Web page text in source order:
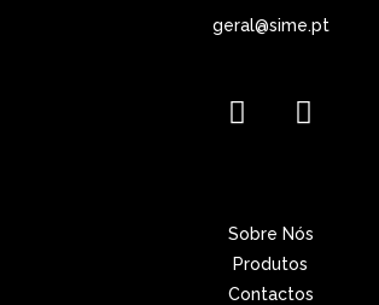
geral@sime.pt
Sobre Nós
Produtos
Contactos